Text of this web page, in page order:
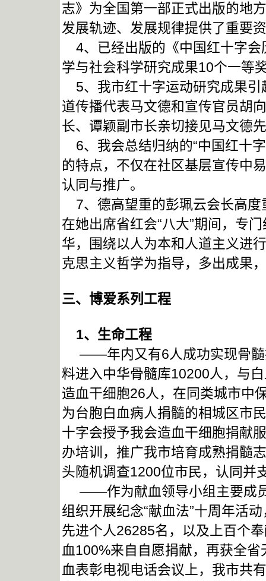
志》为全国第一部正式出版的地
发展轨迹、发展规律提供了重要
4、已经出版的《中国红十字会
学与社会科学研究成果10个一等
5、我市红十字运动研究成果引
道传播代表马文德和宣传官员胡
长、谭颖副市长亲切接见马文德
6、我会总结归纳的“中国红十
的特点，不仅在社区基层宣传中
认同与推广。
7、德高望重的彭珮云会长高度
在她出席省红会“八大”期间，专
华，围绕以人为本和人道主义进
克思主义哲学为指导，多出成果
三、博爱系列工程
1、生命工程
——年内又有6人成功实现骨髓
料进入中华骨髓库10200人，与
造血干细胞26人，在同类城市中
为台胞白血病人捐髓的相城区市
十字会授予我会造血干细胞捐献
办培训，推广我市培育成熟捐髓
头随机调查1200位市民，认同并
——作为献血领导小组主要成员
组织开展纪念“献血法”十周年活
先进个人26285名，以及上百个
血100%来自自愿捐献，再获全
血表彰电视电话会议上，我市共